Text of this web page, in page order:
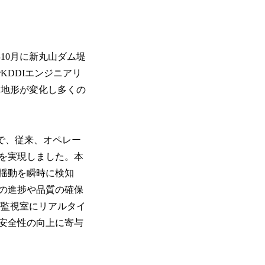
月に新丸山ダム堤
エンジニアリ
形が変化し多くの
、従来、オペレー
実現しました。本
動を瞬時に検知
進捗や品質の確保
視室にリアルタイ
全性の向上に寄与